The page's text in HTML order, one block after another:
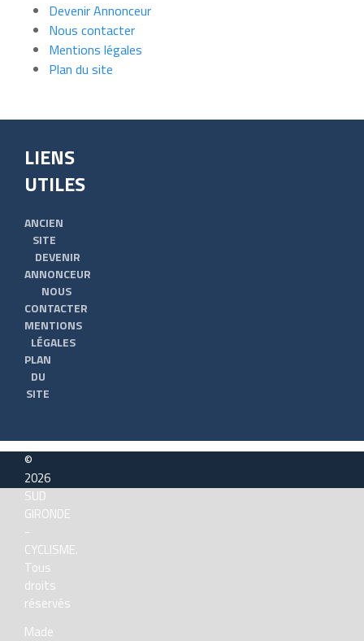
Devenir Annonceur
Nous contacter
Mentions légales
Plan du site
LIENS
UTILES
ANCIEN
SITE
DEVENIR
ANNONCEUR
NOUS
CONTACTER
MENTIONS
LÉGALES
PLAN
DU
SITE
©
2026
SUD
GIRONDE
-
CYCLISME.
Tous
droits
réservés
Made